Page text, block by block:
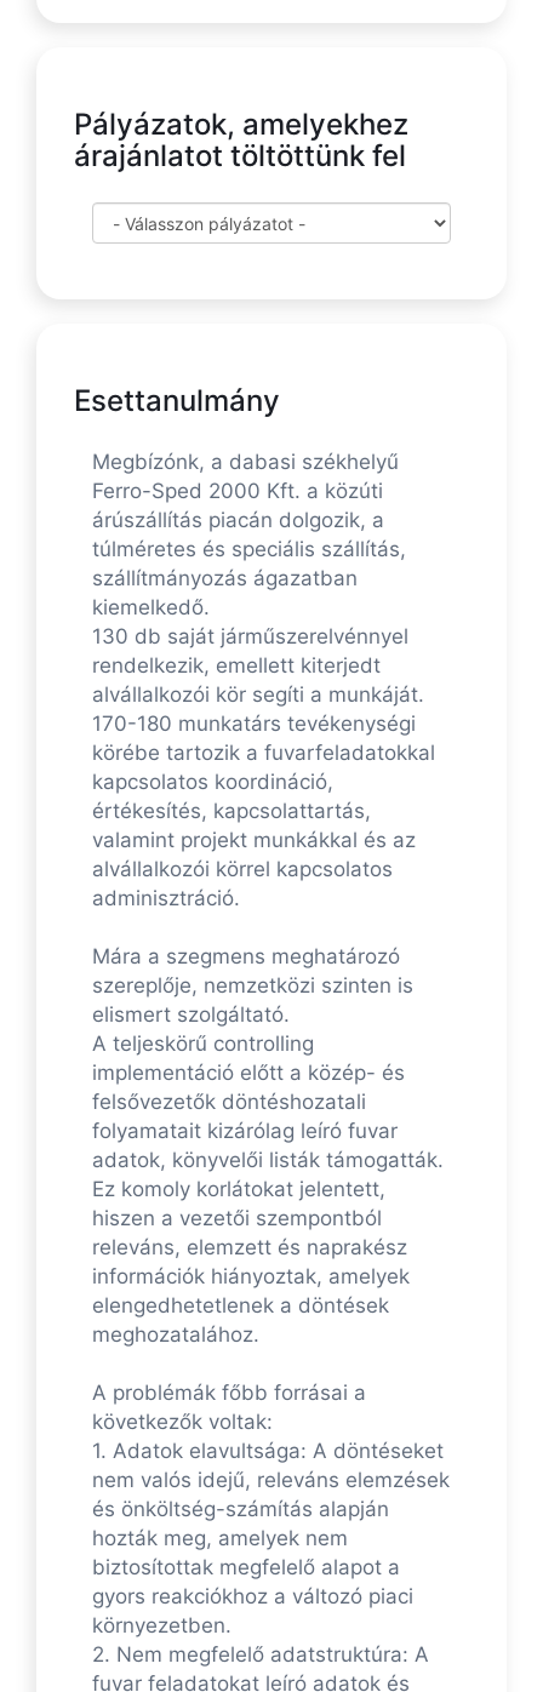
Pályázatok, amelyekhez
árajánlatot töltöttünk fel
Esettanulmány
Megbízónk, a dabasi székhelyű
Ferro-Sped 2000 Kft. a közúti
árúszállítás piacán dolgozik, a
túlméretes és speciális szállítás,
szállítmányozás ágazatban
kiemelkedő.
130 db saját járműszerelvénnyel
rendelkezik, emellett kiterjedt
alvállalkozói kör segíti a munkáját.
170-180 munkatárs tevékenységi
körébe tartozik a fuvarfeladatokkal
kapcsolatos koordináció,
értékesítés, kapcsolattartás,
valamint projekt munkákkal és az
alvállalkozói körrel kapcsolatos
adminisztráció.
Mára a szegmens meghatározó
szereplője, nemzetközi szinten is
elismert szolgáltató.
A teljeskörű controlling
implementáció előtt a közép- és
felsővezetők döntéshozatali
folyamatait kizárólag leíró fuvar
adatok, könyvelői listák támogatták.
Ez komoly korlátokat jelentett,
hiszen a vezetői szempontból
releváns, elemzett és naprakész
információk hiányoztak, amelyek
elengedhetetlenek a döntések
meghozatalához.
A problémák főbb forrásai a
következők voltak:
1. Adatok elavultsága: A döntéseket
nem valós idejű, releváns elemzések
és önköltség-számítás alapján
hozták meg, amelyek nem
biztosítottak megfelelő alapot a
gyors reakciókhoz a változó piaci
környezetben.
2. Nem megfelelő adatstruktúra: A
fuvar feladatokat leíró adatok és